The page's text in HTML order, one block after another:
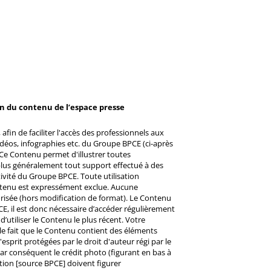
contenu de l’espace presse
afin de faciliter l'accès des professionnels aux
infographies etc. du Groupe BPCE (ci-après
Contenu permet d'illustrer toutes
généralement tout support effectué à des
du Groupe BPCE. Toute utilisation
est expressément exclue. Aucune
(hors modification de format). Le Contenu
il est donc nécessaire d’accéder régulièrement
le Contenu le plus récent. Votre
fait que le Contenu contient des éléments
protégées par le droit d'auteur régi par le
conséquent le crédit photo (figurant en bas à
[source BPCE] doivent figurer